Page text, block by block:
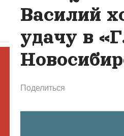
Василий
удачу в
Поделиться